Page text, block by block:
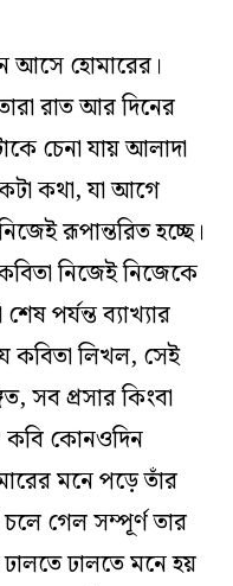
আসে হোমারের।
রাত আর দিনের
চেনা যায় আলাদা
কথা, যা আগে
রূপান্তরিত হচ্ছে।
নিজেই নিজেকে
পর্যন্ত ব্যাখ্যার
কবিতা লিখল, সেই
সব প্রসার কিংবা
কবি কোনওদিন
মনে পড়ে তাঁর
গেল সম্পূর্ণ তার
ঢালতে মনে হয়